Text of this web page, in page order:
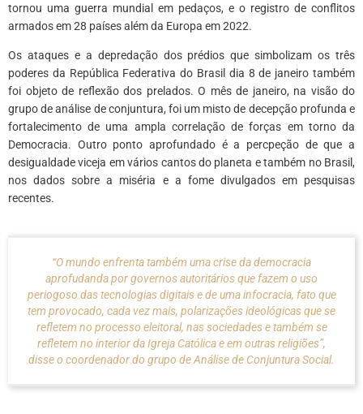
tornou uma guerra mundial em pedaços, e o registro de conflitos
armados em 28 países além da Europa em 2022.
Os ataques e a depredação dos prédios que simbolizam os três
poderes da República Federativa do Brasil dia 8 de janeiro também
foi objeto de reflexão dos prelados. O mês de janeiro, na visão do
grupo de análise de conjuntura, foi um misto de decepção profunda e
fortalecimento de uma ampla correlação de forças em torno da
Democracia. Outro ponto aprofundado é a percpeção de que a
desigualdade viceja em vários cantos do planeta e também no Brasil,
nos dados sobre a miséria e a fome divulgados em pesquisas
recentes.
“O mundo enfrenta também uma crise da democracia
aprofudanda por governos autoritários que fazem o uso
periogoso das tecnologias digitais e de uma infocracia, fato que
tem provocado, cada vez mais, polarizações ideológicas que se
refletem no processo eleitoral, nas sociedades e também se
refletem no interior da Igreja Católica e em outras religiões”,
disse o coordenador do grupo de Análise de Conjuntura Social.